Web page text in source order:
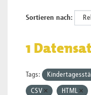
Sortieren nach
1
Tags:
CSV HTML